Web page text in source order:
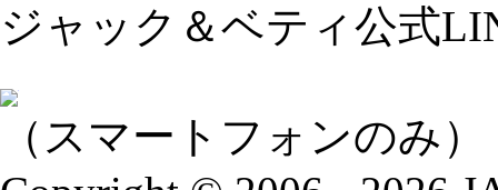
ジャック＆ベティ公式
（スマートフォンのみ）